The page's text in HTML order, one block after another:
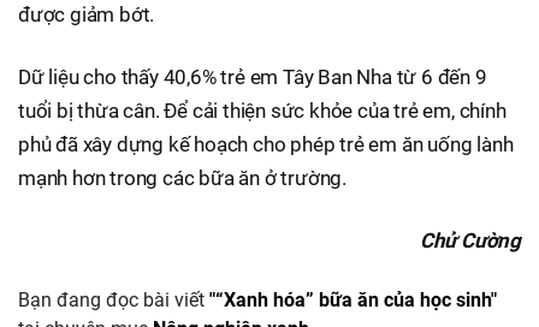
được giảm bớt.
Dữ liệu cho thấy 40,6% trẻ em Tây Ban Nha từ 6 đến 9
tuổi bị thừa cân. Để cải thiện sức khỏe của trẻ em, chính
phủ đã xây dựng kế hoạch cho phép trẻ em ăn uống lành
mạnh hơn trong các bữa ăn ở trường.
Chử Cường
Bạn đang đọc bài viết "“Xanh hóa” bữa ăn của học sinh"